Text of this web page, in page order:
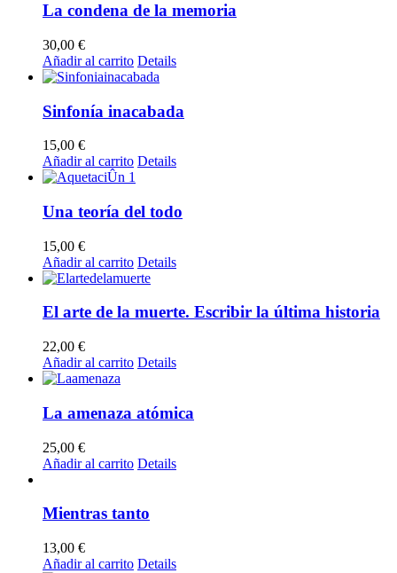
La condena de la memoria
30,00 €
Añadir al carrito Details
Sinfonía inacabada
15,00 €
Añadir al carrito Details
Una teoría del todo
15,00 €
Añadir al carrito Details
El arte de la muerte. Escribir la última historia
22,00 €
Añadir al carrito Details
La amenaza atómica
25,00 €
Añadir al carrito Details
Mientras tanto
13,00 €
Añadir al carrito Details